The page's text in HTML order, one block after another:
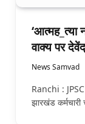
‘आत्मह_त्या
वाक्य पर
News Samvad
Ranchi :
झारखंड